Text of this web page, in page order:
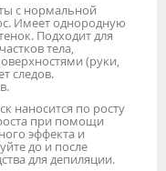
с нормальной
Имеет однородную
Подходит для
тела,
(руки,
следов.
наносится по росту
при помощи
эффекта и
до и после
для депиляции.